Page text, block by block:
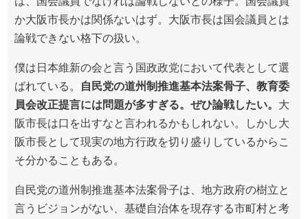
か大阪市長かは関係ないはず。大阪市長は国会議員とは
論戦できない格下の扱い。
僕は日本維新の会と言う国政政党において代表として選
ばれている。
自民党の道州制推進基本法案骨子、教育委
員会改正提言には問題が多すぎる。ぜひ論戦したい。 大
阪市長は口を出すなと言われるかもしれない。しかし大
阪市長として現実の地方行政を切り盛りしているからこ
そ分かることもある。
自民党の道州制推進基本法案骨子は、地方政府の樹立と
言うビジョンがない、基礎自治体を現存する市町村と考